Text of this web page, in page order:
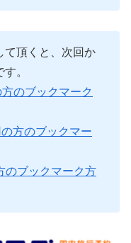
て頂くと、次回か
。
のブックマーク
方のブックマー
のブックマーク方